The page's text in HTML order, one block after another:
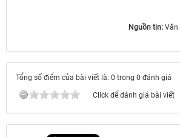
Nguồn tin: Văn
Tổng số điểm của bài viết là: 0 trong 0 đánh giá
Click để đánh giá bài viết